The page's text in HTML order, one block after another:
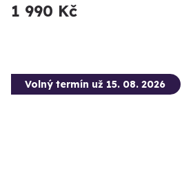
1 990 Kč
Volný termín už 15. 08. 2026